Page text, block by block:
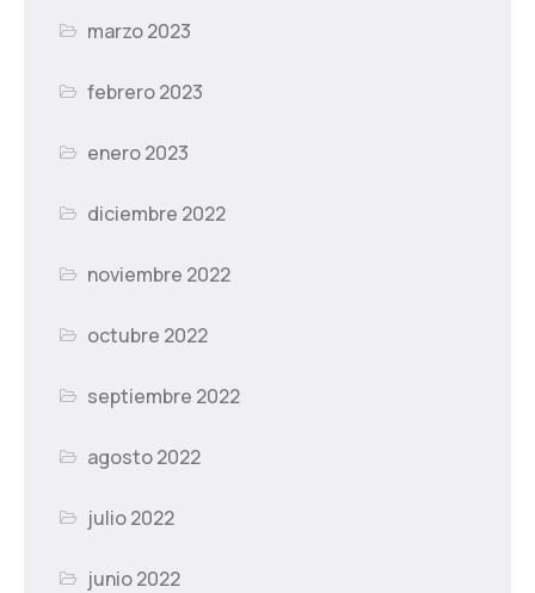
marzo 2023
febrero 2023
enero 2023
diciembre 2022
noviembre 2022
octubre 2022
septiembre 2022
agosto 2022
julio 2022
junio 2022